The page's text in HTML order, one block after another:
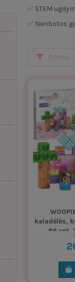
✅ STEM
✅ Neribotos
Filtras
kaladėlės,
86 vnt.